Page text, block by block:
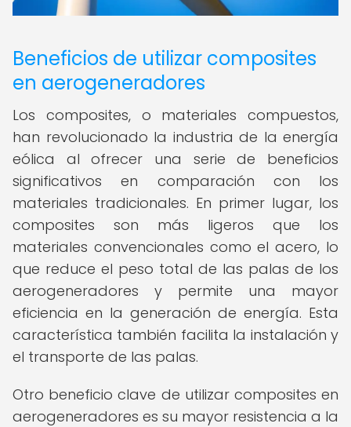
Beneficios de utilizar composites
en aerogeneradores
Los composites, o materiales compuestos,
han revolucionado la industria de la energía
eólica al ofrecer una serie de beneficios
significativos en comparación con los
materiales tradicionales. En primer lugar, los
composites son más ligeros que los
materiales convencionales como el acero, lo
que reduce el peso total de las palas de los
aerogeneradores y permite una mayor
eficiencia en la generación de energía. Esta
característica también facilita la instalación y
el transporte de las palas.
Otro beneficio clave de utilizar composites en
aerogeneradores es su mayor resistencia a la